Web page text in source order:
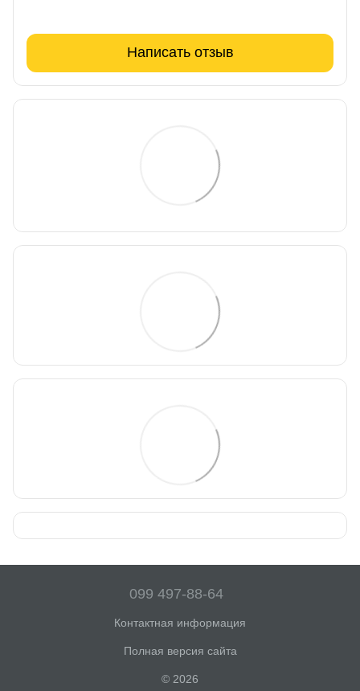
Написать отзыв
099 497-88-64
Контактная информация
Полная версия сайта
© 2026